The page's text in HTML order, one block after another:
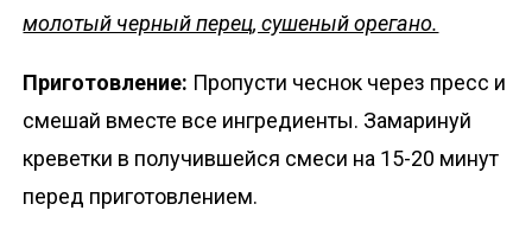
молотый черный перец, сушеный орегано.
Приготовление: Пропусти чеснок через пресс и
смешай вместе все ингредиенты. Замаринуй
креветки в получившейся смеси на 15-20 минут
перед приготовлением.